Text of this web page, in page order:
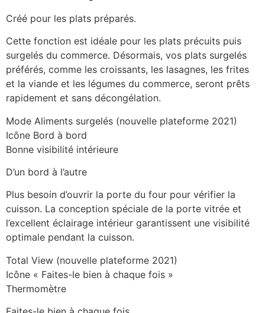
Créé pour les plats préparés.
Cette fonction est idéale pour les plats précuits puis
surgelés du commerce. Désormais, vos plats surgelés
préférés, comme les croissants, les lasagnes, les frites
et la viande et les légumes du commerce, seront prêts
rapidement et sans décongélation.
Mode Aliments surgelés (nouvelle plateforme 2021)
Icône Bord à bord
Bonne visibilité intérieure
D’un bord à l’autre
Plus besoin d’ouvrir la porte du four pour vérifier la
cuisson. La conception spéciale de la porte vitrée et
l’excellent éclairage intérieur garantissent une visibilité
optimale pendant la cuisson.
Total View (nouvelle plateforme 2021)
Icône « Faites-le bien à chaque fois »
Thermomètre